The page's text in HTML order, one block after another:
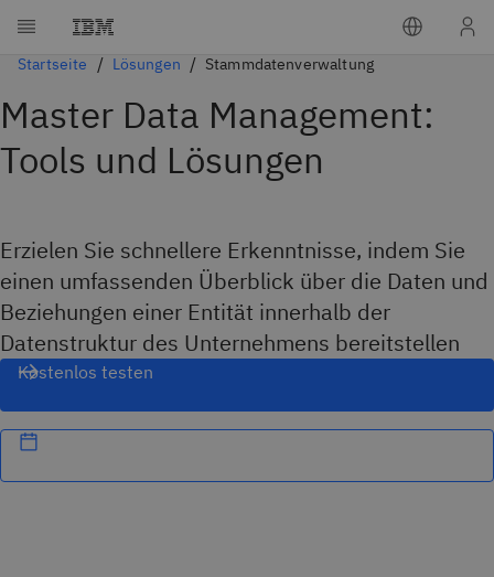
Startseite Lösungen Stammdatenverwaltung
Master Data Management:
Tools und Lösungen
Erzielen Sie schnellere Erkenntnisse, indem Sie
einen umfassenden Überblick über die Daten und
Beziehungen einer Entität innerhalb der
Datenstruktur des Unternehmens bereitstellen
Kostenlos testen